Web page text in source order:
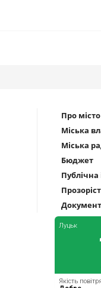
Про місто
Міська
Міська
Бюджет